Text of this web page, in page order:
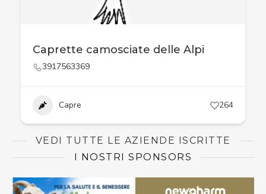
Caprette camosciate delle Alpi
3917563369
Capre 264
VEDI TUTTE LE AZIENDE ISCRITTE
I NOSTRI SPONSORS